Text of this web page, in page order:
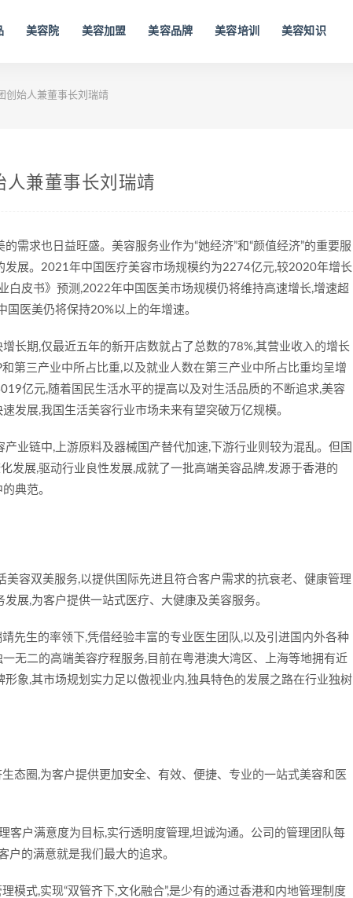
美容院 美容加盟 美容品牌 美容培训 美容知识
创始人兼董事长刘瑞靖
人兼董事长刘瑞靖
需求也日益旺盛。美容服务业作为“她经济”和“颜值经济”的重要服
发展。2021年中国医疗美容市场规模约为2274亿元,较2020年增长
白皮书》预测,2022年中国医美市场规模仍将维持高速增长,增速超
医美仍将保持20%以上的年增速。
长期,仅最近五年的新开店数就占了总数的78%,其营业收入的增长
第三产业中所占比重,以及就业人数在第三产业中所占比重均呈增
亿元,随着国民生活水平的提高以及对生活品质的不断追求,美容
发展,我国生活美容行业市场未来有望突破万亿规模。
业链中,上游原料及器械国产替代加速,下游行业则较为混乱。但国
发展,驱动行业良性发展,成就了一批高端美容品牌,发源于香港的
典范。
美容双美服务,以提供国际先进且符合客户需求的抗衰老、健康管理
展,为客户提供一站式医疗、大健康及美容服务。
先生的率领下,凭借经验丰富的专业医生团队,以及引进国内外各种
无二的高端美容疗程服务,目前在粤港澳大湾区、上海等地拥有近
象,其市场规划实力足以傲视业内,独具特色的发展之路在行业独树
态圈,为客户提供更加安全、有效、便捷、专业的一站式美容和医
客户满意度为目标,实行透明度管理,坦诚沟通。公司的管理团队每
户的满意就是我们最大的追求。
模式,实现“双管齐下,文化融合”,是少有的通过香港和内地管理制度